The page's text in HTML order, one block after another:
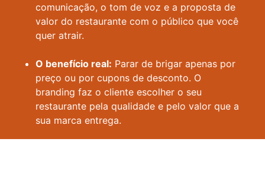
comunicação, o tom de voz e a proposta de
valor do restaurante com o público que você
quer atrair.
O benefício real: Parar de brigar apenas por
preço ou por cupons de desconto. O
branding faz o cliente escolher o seu
restaurante pela qualidade e pelo valor que a
sua marca entrega.